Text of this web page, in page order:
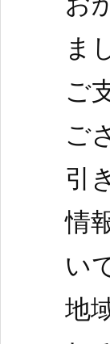
ま
ご
ご
引
情
い
地